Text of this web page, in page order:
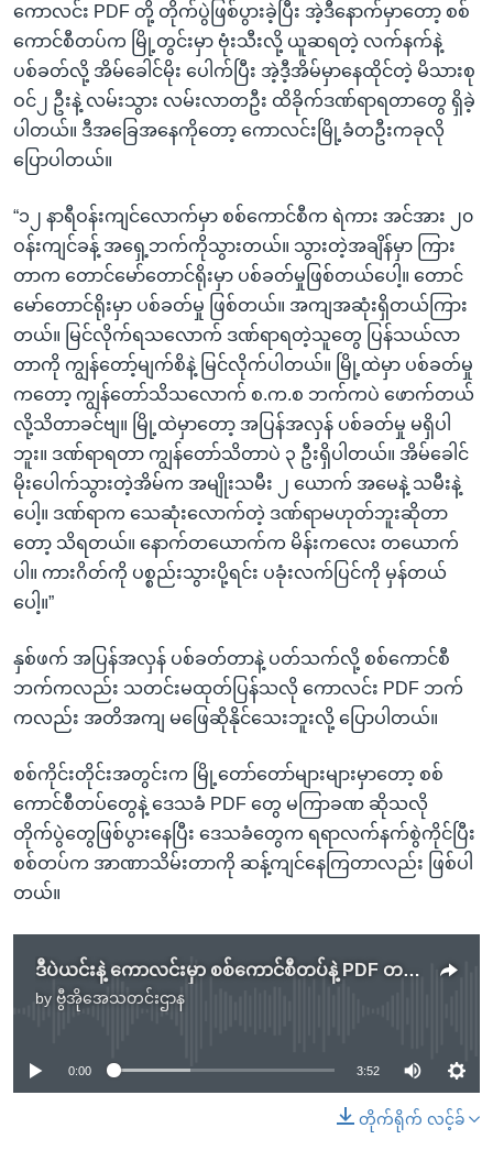
ကောလင်း PDF တို့ တိုက်ပွဲဖြစ်ပွားခဲ့ပြီး အဲ့ဒီနောက်မှာတော့ စစ်
ကောင်စီတပ်က မြို့တွင်းမှာ ဗုံးသီးလို့ ယူဆရတဲ့ လက်နက်နဲ့
ပစ်ခတ်လို့ အိမ်ခေါင်မိုး ပေါက်ပြီး အဲ့ဒီ့အိမ်မှာနေထိုင်တဲ့ မိသားစု
ဝင်၂ ဦးနဲ့ လမ်းသွား လမ်းလာတဦး ထိခိုက်ဒဏ်ရာရတာတွေ ရှိခဲ့
ပါတယ်။ ဒီအခြေအနေကိုတော့ ကောလင်းမြို့ခံတဦးကခုလို
ပြောပါတယ်။
“၁၂ နာရီဝန်းကျင်လောက်မှာ စစ်ကောင်စီက ရဲကား အင်အား ၂၀
ဝန်းကျင်ခန့် အရှေ့ဘက်ကိုသွားတယ်။ သွားတဲ့အချိန်မှာ ကြား
တာက တောင်မော်တောင်ရိုးမှာ ပစ်ခတ်မှုဖြစ်တယ်ပေါ့။ တောင်
မော်တောင်ရိုးမှာ ပစ်ခတ်မှု ဖြစ်တယ်။ အကျအဆုံးရှိတယ်ကြား
တယ်။ မြင်လိုက်ရသလောက် ဒဏ်ရာရတဲ့သူတွေ ပြန်သယ်လာ
တာကို ကျွန်တော့်မျက်စိနဲ့ မြင်လိုက်ပါတယ်။ မြို့ထဲမှာ ပစ်ခတ်မှု
ကတော့ ကျွန်တော်သိသလောက် စ.က.စ ဘက်ကပဲ ဖောက်တယ်
လို့သိတာခင်ဗျ။ မြို့ထဲမှာတော့ အပြန်အလှန် ပစ်ခတ်မှု မရှိပါ
ဘူး။ ဒဏ်ရာရတာ ကျွန်တော်သိတာပဲ ၃ ဦးရှိပါတယ်။ အိမ်ခေါင်
မိုးပေါက်သွားတဲ့အိမ်က အမျိုးသမီး ၂ ယောက် အမေနဲ့ သမီးနဲ့
ပေါ့။ ဒဏ်ရာက သေဆုံးလောက်တဲ့ ဒဏ်ရာမဟုတ်ဘူးဆိုတာ
တော့ သိရတယ်။ နောက်တယောက်က မိန်းကလေး တယောက်
ပါ။ ကားဂိတ်ကို ပစ္စည်းသွားပို့ရင်း ပခုံးလက်ပြင်ကို မှန်တယ်
ပေါ့။”
နှစ်ဖက် အပြန်အလှန် ပစ်ခတ်တာနဲ့ ပတ်သက်လို့ စစ်ကောင်စီ
ဘက်ကလည်း သတင်းမထုတ်ပြန်သလို ကောလင်း PDF ဘက်
ကလည်း အတိအကျ မဖြေဆိုနိုင်သေးဘူးလို့ ပြောပါတယ်။
စစ်ကိုင်းတိုင်းအတွင်းက မြို့တော်တော်များများမှာတော့ စစ်
ကောင်စီတပ်တွေနဲ့ ဒေသခံ PDF တွေ မကြာခဏ ဆိုသလို
တိုက်ပွဲတွေဖြစ်ပွားနေပြီး ဒေသခံတွေက ရရာလက်နက်စွဲကိုင်ပြီး
စစ်တပ်က အာဏာသိမ်းတာကို ဆန့်ကျင်နေကြတာလည်း ဖြစ်ပါ
တယ်။
ဒီပဲယင်းနဲ့ ကောလင်းမှာ စစ်ကောင်စီတပ်နဲ့ PDF တပ် တိုက်ပွဲဖြစ်
by ဗွီအိုအေသတင်းဌာန
No media source currently available
0:00 3:52
တိုက်ရိုက် လင့်ခ်